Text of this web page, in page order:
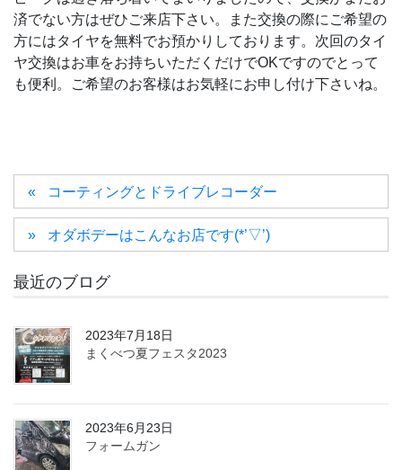
済でない方はぜひご来店下さい。また交換の際にご希望の
方にはタイヤを無料でお預かりしております。次回のタイ
ヤ交換はお車をお持ちいただくだけでOKですのでとって
も便利。ご希望のお客様はお気軽にお申し付け下さいね。
コーティングとドライブレコーダー
オダボデーはこんなお店です(*’▽’)
最近のブログ
2023年7月18日
まくべつ夏フェスタ2023
2023年6月23日
フォームガン